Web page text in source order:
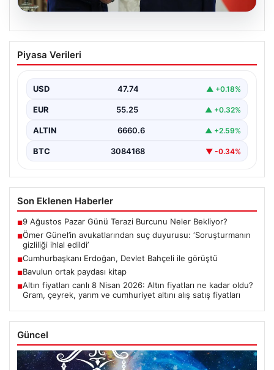
06.08.2026
Cumhurbaşkanı Erdoğan, Devlet
Bahçeli ile görüştü
Piyasa Verileri
USD 47.74 ▲ +0.18%
EUR 55.25 ▲ +0.32%
ALTIN 6660.6 ▲ +2.59%
BTC 3084168 ▼ -0.34%
Son Eklenen Haberler
■9 Ağustos Pazar Günü Terazi Burcunu Neler Bekliyor?
■Ömer Günel’in avukatlarından suç duyurusu: ‘Soruşturmanın
gizliliği ihlal edildi’
■Cumhurbaşkanı Erdoğan, Devlet Bahçeli ile görüştü
■Bavulun ortak paydası kitap
■Altın fiyatları canlı 8 Nisan 2026: Altın fiyatları ne kadar oldu?
Gram, çeyrek, yarım ve cumhuriyet altını alış satış fiyatları
Güncel